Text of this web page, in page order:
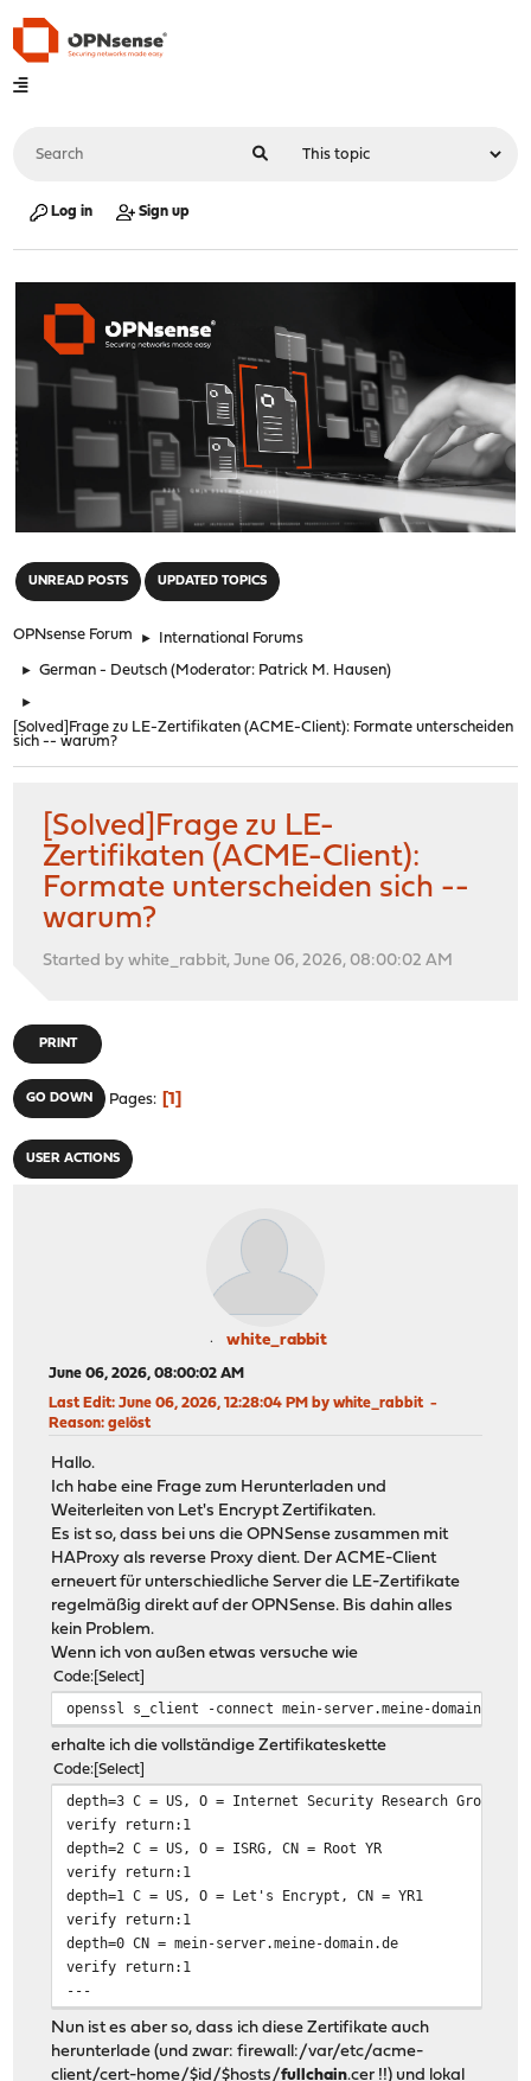
Log in Sign up
UNREAD POSTS UPDATED TOPICS
OPNsense Forum ► International Forums
► German - Deutsch (Moderator: Patrick M. Hausen)
►
[Solved]Frage zu LE-Zertifikaten (ACME-Client): Formate unterscheiden
sich -- warum?
[Solved]Frage zu LE-
Zertifikaten (ACME-Client):
Formate unterscheiden sich --
warum?
Started by white_rabbit, June 06, 2026, 08:00:02 AM
PRINT
GO DOWN Pages 1
USER ACTIONS
white_rabbit
June 06, 2026, 08:00:02 AM
Last Edit: June 06, 2026, 12:28:04 PM by white_rabbit
Reason: gelöst
Hallo.
Ich habe eine Frage zum Herunterladen und
Weiterleiten von Let's Encrypt Zertifikaten.
Es ist so, dass bei uns die OPNSense zusammen mit
HAProxy als reverse Proxy dient. Der ACME-Client
erneuert für unterschiedliche Server die LE-Zertifikate
regelmäßig direkt auf der OPNSense. Bis dahin alles
kein Problem.
Wenn ich von außen etwas versuche wie
Code Select
openssl s_client -connect mein-server.meine-
erhalte ich die vollständige Zertifikateskette
Code Select
depth=3 C = US, O = Internet Security Research Group,
verify return:1
depth=2 C = US, O = ISRG, CN = Root YR
verify return:1
depth=1 C = US, O = Let's Encrypt, CN = YR1
verify return:1
depth=0 CN = mein-server.meine-domain.de
verify return:1
---
Nun ist es aber so, dass ich diese Zertifikate auch
herunterlade (und zwar: firewall:/var/etc/acme-
client/cert-home/$id/$hosts/fullchain.cer !!) und lokal